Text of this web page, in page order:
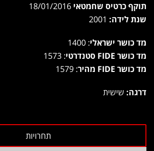
תוקף כרטיס שחמטאי
שנת לידה:
מד כושר ישראלי: 1400
מד כושר FIDE סטנדרטי
: 1573
מד כושר FIDE מהיר
: 1579
דרגה: שישית